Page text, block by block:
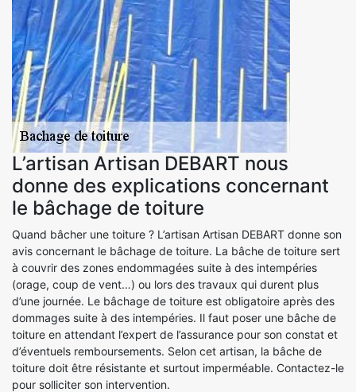
L’artisan Artisan DEBART nous
donne des explications concernant
le bâchage de toiture
Quand bâcher une toiture ? L’artisan Artisan DEBART donne son
avis concernant le bâchage de toiture. La bâche de toiture sert
à couvrir des zones endommagées suite à des intempéries
(orage, coup de vent…) ou lors des travaux qui durent plus
d’une journée. Le bâchage de toiture est obligatoire après des
dommages suite à des intempéries. Il faut poser une bâche de
toiture en attendant l’expert de l’assurance pour son constat et
d’éventuels remboursements. Selon cet artisan, la bâche de
toiture doit être résistante et surtout imperméable. Contactez-le
pour solliciter son intervention.